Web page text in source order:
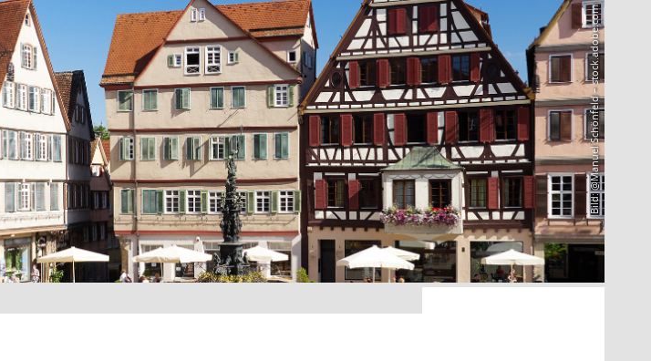
Bild: @Manuel Schönfeld – stock.adobe.com